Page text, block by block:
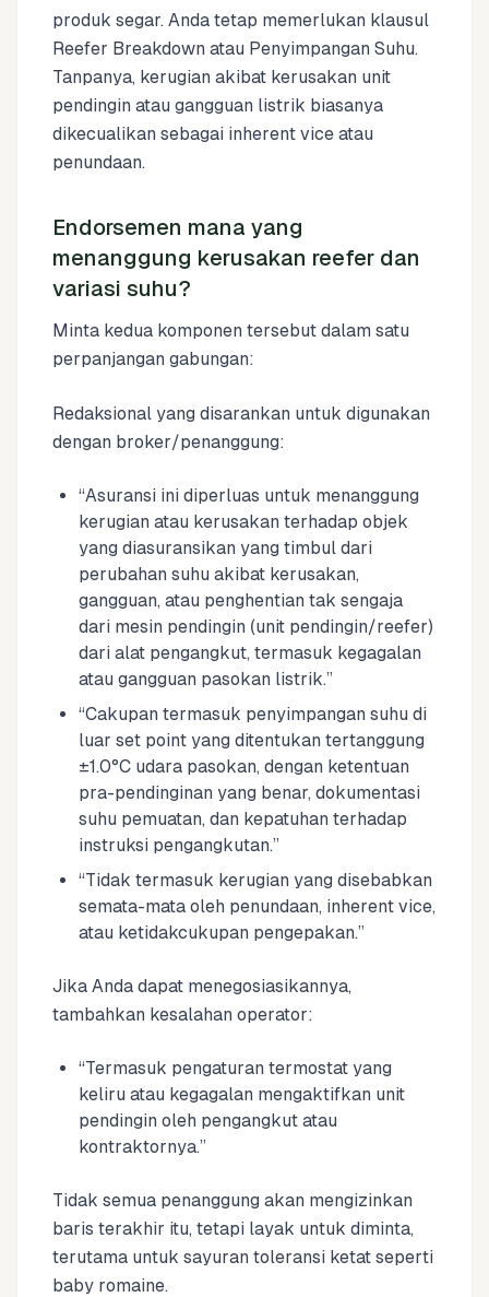
produk segar. Anda tetap memerlukan klausul
Reefer Breakdown atau Penyimpangan Suhu.
Tanpanya, kerugian akibat kerusakan unit
pendingin atau gangguan listrik biasanya
dikecualikan sebagai inherent vice atau
penundaan.
Endorsemen mana yang
menanggung kerusakan reefer dan
variasi suhu?
Minta kedua komponen tersebut dalam satu
perpanjangan gabungan:
Redaksional yang disarankan untuk digunakan
dengan broker/penanggung:
“Asuransi ini diperluas untuk menanggung
kerugian atau kerusakan terhadap objek
yang diasuransikan yang timbul dari
perubahan suhu akibat kerusakan,
gangguan, atau penghentian tak sengaja
dari mesin pendingin (unit pendingin/reefer)
dari alat pengangkut, termasuk kegagalan
atau gangguan pasokan listrik.”
“Cakupan termasuk penyimpangan suhu di
luar set point yang ditentukan tertanggung
±1.0°C udara pasokan, dengan ketentuan
pra-pendinginan yang benar, dokumentasi
suhu pemuatan, dan kepatuhan terhadap
instruksi pengangkutan.”
“Tidak termasuk kerugian yang disebabkan
semata-mata oleh penundaan, inherent vice,
atau ketidakcukupan pengepakan.”
Jika Anda dapat menegosiasikannya,
tambahkan kesalahan operator:
“Termasuk pengaturan termostat yang
keliru atau kegagalan mengaktifkan unit
pendingin oleh pengangkut atau
kontraktornya.”
Tidak semua penanggung akan mengizinkan
baris terakhir itu, tetapi layak untuk diminta,
terutama untuk sayuran toleransi ketat seperti
baby romaine.